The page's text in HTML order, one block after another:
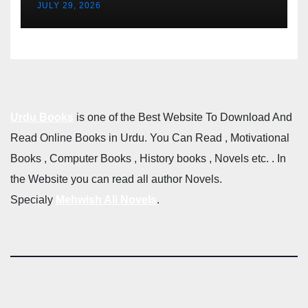
JULY 29, 2026
is one of the Best Website To Download And
Read Online Books in Urdu. You Can Read , Motivational
Books , Computer Books , History books , Novels etc. . In
the Website you can read all author Novels.
Specialy
.